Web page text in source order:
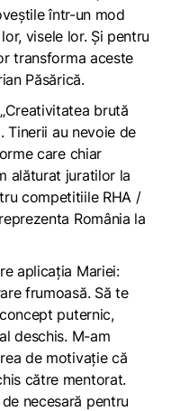
într-un mod
visele lor. Și pentru
transforma aceste
Păsărică.
brută
Tinerii au nevoie de
care chiar
alăturat juratilor la
competitiile RHA /
România la
aplicația Mariei:
frumoasă. Să te
puternic,
deschis. M-am
de motivație că
către mentorat.
necesară pentru